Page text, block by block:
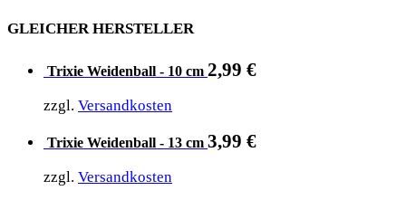
GLEICHER HERSTELLER
Trixie Weidenball - 10 cm 2,99 €
zzgl. Versandkosten
Trixie Weidenball - 13 cm 3,99 €
zzgl. Versandkosten